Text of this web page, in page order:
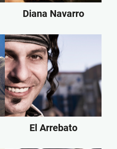
Diana Navarro
El Arrebato